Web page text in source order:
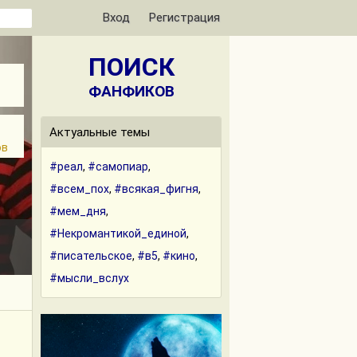
Вход Регистрация
ПОИСК
ФАНФИКОВ
Актуальные темы
#реал, #самопиар,
#всем_пох, #всякая_фигня,
#мем_дня,
#Некромантикой_единой,
#писательское, #в5, #кино,
#мысли_вслух